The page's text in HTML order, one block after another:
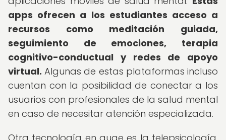
apps ofrecen a los estudiantes acceso a
recursos como meditación guiada,
seguimiento de emociones, terapia
cognitivo-conductual y redes de apoyo
virtual. Algunas de estas plataformas incluso
cuentan con la posibilidad de conectar a los
usuarios con profesionales de la salud mental
en caso de necesitar atención especializada.